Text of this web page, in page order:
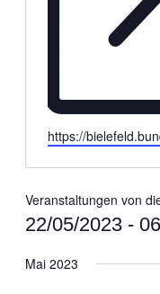
Webseite
https://
Veranstaltungen von
22/05/2023 -
wählen.
Mai 2023